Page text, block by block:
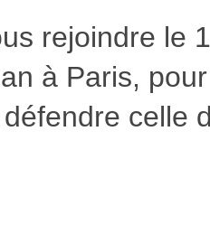
rejoindre le
à Paris,
celle